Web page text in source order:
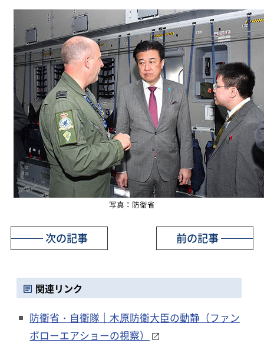
写真：防衛省
前の記事
次の記事
関連リンク
防衛省・自衛隊｜木原防衛大臣の動静（ファン
ボローエアショーの視察）